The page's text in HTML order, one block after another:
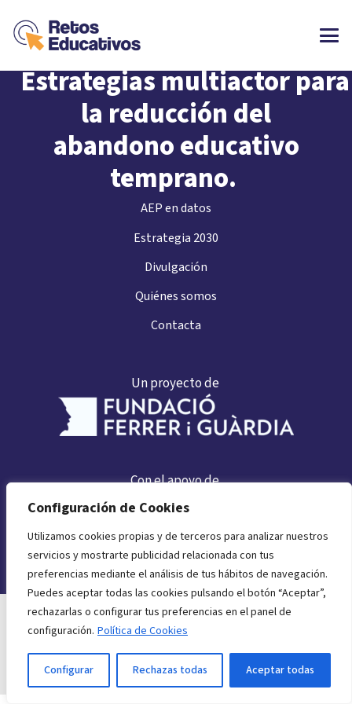
Configuración de Cookies
Utilizamos cookies propias y de terceros para analizar nuestros
servicios y mostrarte publicidad relacionada con tus
preferencias mediante el análisis de tus hábitos de navegación.
Puedes aceptar todas las cookies pulsando el botón “Aceptar”,
rechazarlas o configurar tus preferencias en el panel de
configuración. Política de Cookies
Configurar Rechazas todas Aceptar todas
Retos Educativos:
Estrategiasmultiactorpara
la reducción del
abandono educativo
temprano.
AEP en datos
Estrategia 2030
Divulgación
Quiénes somos
Contacta
Un proyecto de
Con el apoyo de
Aviso legal